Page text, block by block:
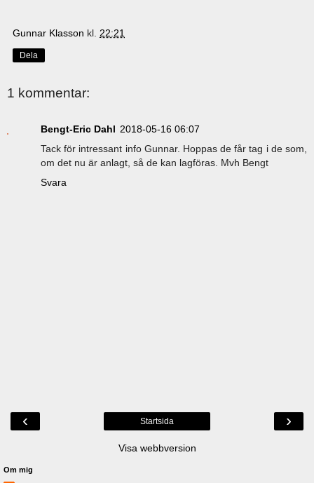
Gunnar Klasson kl. 22:21
Dela
1 kommentar:
Bengt-Eric Dahl 2018-05-16 06:07
Tack för intressant info Gunnar. Hoppas de får tag i de som,
om det nu är anlagt, så de kan lagföras. Mvh Bengt
Svara
‹ ›
Startsida
Visa webbversion
Om mig